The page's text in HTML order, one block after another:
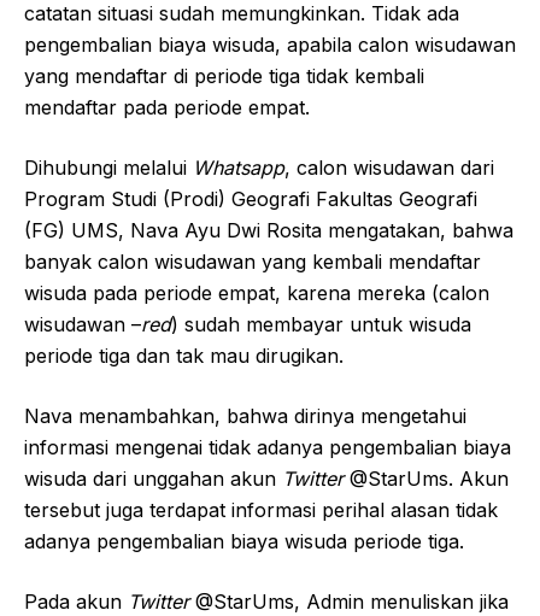
catatan situasi sudah memungkinkan. Tidak ada
pengembalian biaya wisuda, apabila calon wisudawan
yang mendaftar di periode tiga tidak kembali
mendaftar pada periode empat.
Dihubungi melalui Whatsapp, calon wisudawan dari
Program Studi (Prodi) Geografi Fakultas Geografi
(FG) UMS, Nava Ayu Dwi Rosita mengatakan, bahwa
banyak calon wisudawan yang kembali mendaftar
wisuda pada periode empat, karena mereka (calon
wisudawan –red) sudah membayar untuk wisuda
periode tiga dan tak mau dirugikan.
Nava menambahkan, bahwa dirinya mengetahui
informasi mengenai tidak adanya pengembalian biaya
wisuda dari unggahan akun Twitter@StarUms. Akun
tersebut juga terdapat informasi perihal alasan tidak
adanya pengembalian biaya wisuda periode tiga.
Pada akun Twitter@StarUms, Admin menuliskan jika